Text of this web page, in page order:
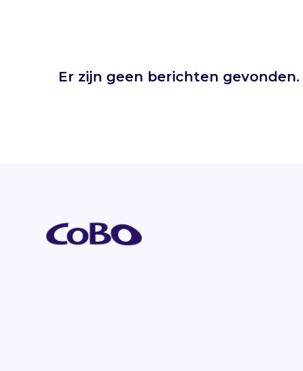
Er zijn geen berichten gevonden.